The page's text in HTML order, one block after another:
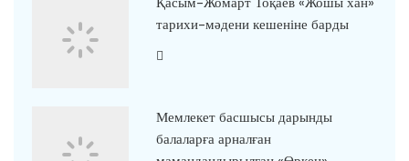
тарихи-мәдени кешеніне барды
Мемлекет басшысы дарынды
балаларға арналған